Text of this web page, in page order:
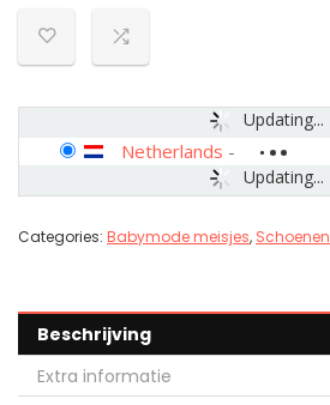
Updating...
Updating...
Netherlands -
Categories: Babymode meisjes, Schoenen
Beschrijving
Extra informatie